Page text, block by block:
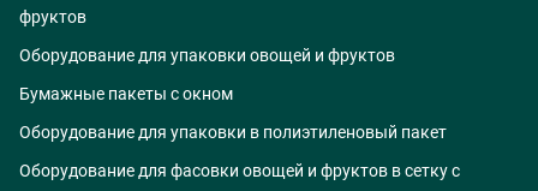
фруктов
Оборудование для упаковки овощей и фруктов
Бумажные пакеты с окном
Оборудование для упаковки в полиэтиленовый пакет
Оборудование для фасовки овощей и фруктов в сетку с